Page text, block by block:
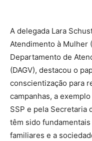
A delegada Lara
Atendimento à Mulher
Departamento de
(DAGV), destacou o
conscientização para
campanhas, a
SSP e pela Secretaria
têm sido
familiares e a